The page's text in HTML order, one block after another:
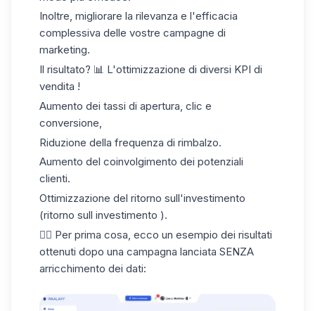
Inoltre, migliorare la rilevanza e l'efficacia
complessiva delle vostre campagne di
marketing.
Il risultato? 📊 L'ottimizzazione di diversi KPI di
vendita !
Aumento dei tassi di apertura, clic e
conversione,
Riduzione della frequenza di rimbalzo.
Aumento del coinvolgimento dei potenziali
clienti.
Ottimizzazione del ritorno sull'investimento
(ritorno sull investimento ).
👇🏼 Per prima cosa, ecco un esempio dei risultati
ottenuti dopo una campagna lanciata SENZA
arricchimento dei dati: